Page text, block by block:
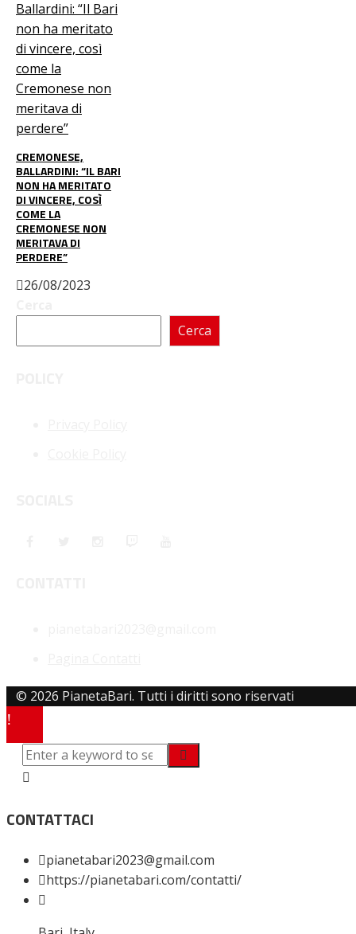
CREMONESE,
BALLARDINI: “IL BARI
NON HA MERITATO
DI VINCERE, COSÌ
COME LA
CREMONESE NON
MERITAVA DI
PERDERE”
26/08/2023
Cerca
© 2026 PianetaBari. Tutti i diritti sono riservati
CONTATTACI
pianetabari2023@gmail.com
https://pianetabari.com/contatti/